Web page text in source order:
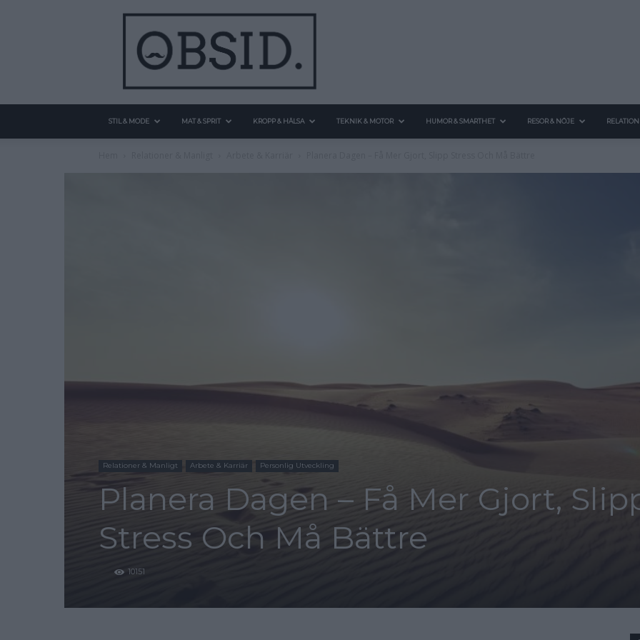
STIL & MODE MAT & SPRIT KROPP & HÄLSA TEKNIK & MOTOR HUMOR & SMARTHET RESOR & NÖJE
Relationer & Manligt Arbete & Karriär Personlig Utveckling
Planera Dagen – Få Mer Gjort,
Stress Och Må Bättre
10151